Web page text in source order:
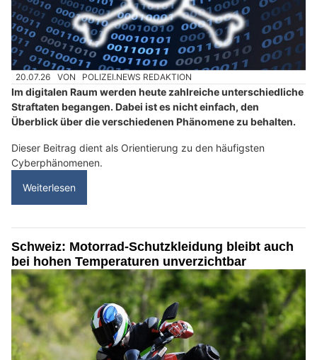
20.07.26 VON POLIZEI.NEWS REDAKTION
Im digitalen Raum werden heute zahlreiche unterschiedliche
Straftaten begangen. Dabei ist es nicht einfach, den
Überblick über die verschiedenen Phänomene zu behalten.
Dieser Beitrag dient als Orientierung zu den häufigsten
Cyberphänomenen.
Weiterlesen
Schweiz: Motorrad-Schutzkleidung bleibt auch
bei hohen Temperaturen unverzichtbar